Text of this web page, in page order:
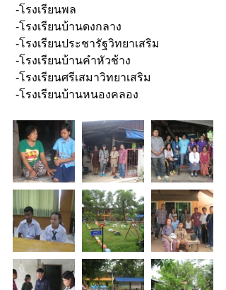
-โรงเรียนพล
-โรงเรียนบ้านดงกลาง
-โรงเรียนประชารัฐวิทยาเสริม
-โรงเรียนบ้านคำหัวช้าง
-โรงเรียนศรีเสมาวิทยาเสริม
-โรงเรียนบ้านหนองคลอง